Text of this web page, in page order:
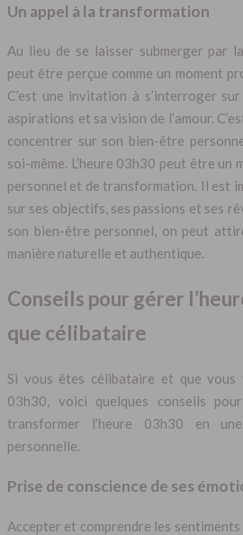
Un appel à la transformation
Au lieu de se laisser submerger par
peut être perçue comme un moment
C’est une invitation à s’interroger
aspirations et sa vision de l’amour.
concentrer sur son bien-être
soi-même. L’heure 03h30 peut être un
personnel et de transformation. Il est
sur ses objectifs, ses passions et ses
son bien-être personnel, on peut
manière naturelle et authentique.
Conseils pour gérer
que célibataire
Si vous êtes célibataire et que vous
03h30, voici quelques conseils
transformer l’heure 03h30 en
personnelle.
Prise de conscience de ses
Accepter et comprendre les